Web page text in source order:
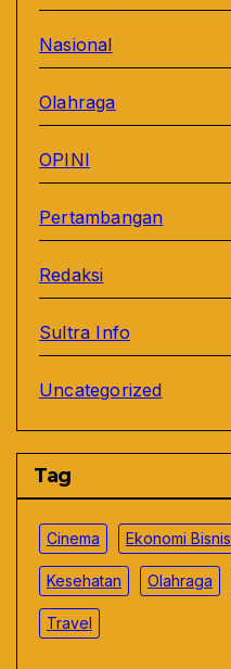
Nasional
Olahraga
OPINI
Pertambangan
Redaksi
Sultra Info
Uncategorized
Tag
Cinema Ekonomi Bisnis
Kesehatan Olahraga
Travel